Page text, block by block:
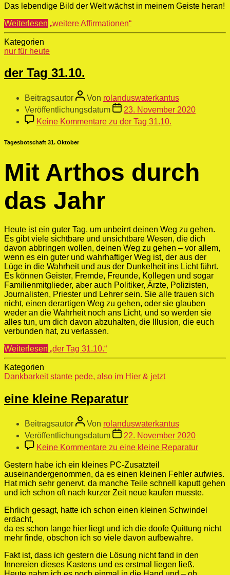
Das lebendige Bild der Welt wächst in meinem Geiste heran!
Weiterlesen „weitere Affirmationen“
Kategorien
nur für heute
der Tag 31.10.
Beitragsautor Von rolanduswaterkantus
Veröffentlichungsdatum
23. November 2020
Keine Kommentare zu der Tag 31.10.
Tagesbotschaft 31. Oktober
Mit Arthos durch
das Jahr
Heute ist ein guter Tag, um unbeirrt deinen Weg zu gehen.
Es gibt viele sichtbare und unsichtbare Wesen, die dich
davon abbringen wollen, deinen Weg zu gehen – vor allem,
wenn es ein guter und wahrhaftiger Weg ist, der aus der
Lüge in die Wahrheit und aus der Dunkelheit ins Licht führt.
Es können Geister, Fremde, Freunde, Kollegen und sogar
Familienmitglieder, aber auch Politiker, Ärzte, Polizisten,
Journalisten, Priester und Lehrer sein. Sie alle trauen sich
nicht, einen derartigen Weg zu gehen, oder sie glauben
weder an die Wahrheit noch ans Licht, und so werden sie
alles tun, um dich davon abzuhalten, die Illusion, die euch
verbunden hat, zu verlassen.
Weiterlesen „der Tag 31.10.“
Kategorien
Dankbarkeit stante pede, also im Hier & jetzt
eine kleine Reparatur
Beitragsautor Von rolanduswaterkantus
Veröffentlichungsdatum
22. November 2020
Keine Kommentare zu eine kleine Reparatur
Gestern habe ich ein kleines PC-Zusatzteil
auseinandergenommen, da es einen kleinen Fehler aufwies.
Hat mich sehr genervt, da manche Teile schnell kaputt gehen
und ich schon oft nach kurzer Zeit neue kaufen musste.
Ehrlich gesagt, hatte ich schon einen kleinen Schwindel
erdacht,
da es schon lange hier liegt und ich die doofe Quittung nicht
mehr finde, obschon ich so viele davon aufbewahre.
Fakt ist, dass ich gestern die Lösung nicht fand in den
Innereien dieses Kastens und es erstmal liegen ließ.